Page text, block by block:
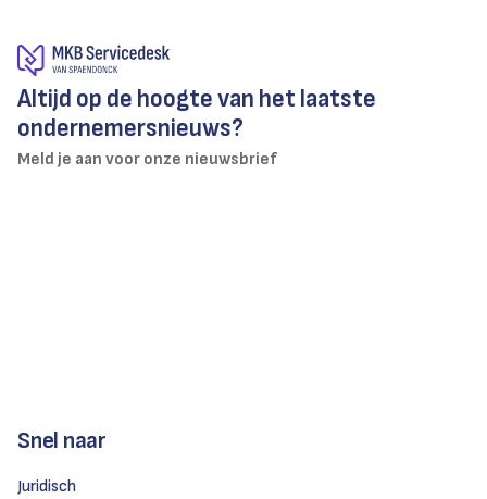
Altijd op de hoogte van het laatste
ondernemersnieuws?
Meld je aan voor onze nieuwsbrief
Snel naar
Juridisch